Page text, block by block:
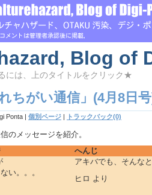
Blog of
には、上のタイトルをクリック★
ちがい通信」(4月8日
Ponta | 個別ページ | トラックバック(0)
のメッセージを紹介。
へんじ
い。。。
アキバでも、そんな
ヒロ より